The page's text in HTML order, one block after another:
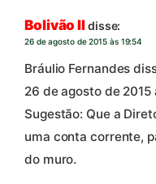
Bolivão IIdisse:
26 de agosto de 2015 às 19:54
Bráulio Fernandes
26 de agosto de 2015
Sugestão: Que a
uma conta corrente,
do muro.